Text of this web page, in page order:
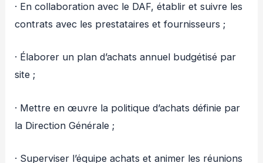
· En collaboration avec le DAF, établir et suivre les
contrats avec les prestataires et fournisseurs ;
· Élaborer un plan d’achats annuel budgétisé par
site ;
· Mettre en œuvre la politique d’achats définie par
la Direction Générale ;
· Superviser l’équipe achats et animer les réunions